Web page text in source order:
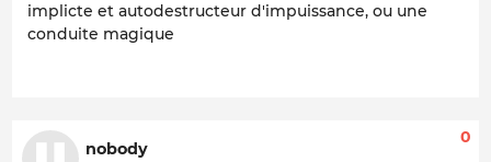
implicte et autodestructeur d'impuissance, ou une
conduite magique
nobody
0